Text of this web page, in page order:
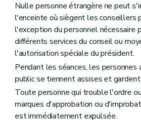
Nulle personne étrangère ne peut
l'enceinte où siègent les conseillers
l'exception du personnel nécessaire
différents services du conseil ou
l'autorisation spéciale du président.
Pendant les séances, les personnes
public se tiennent assises et
Toute personne qui trouble l'ordre
marques d'approbation ou
est immédiatement expulsée.